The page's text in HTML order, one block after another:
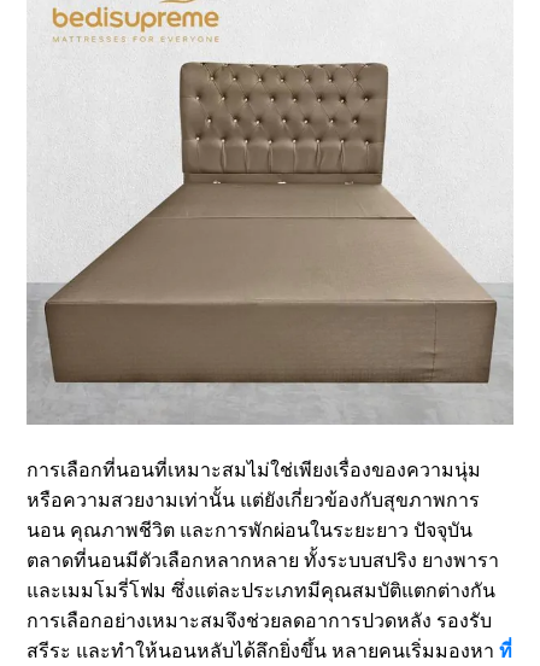
REAL
SEO
INDUSTRIES
CONTACT
การเลือกที่นอนที่เหมาะสมไม่ใช่เพียงเรื่องของความนุ่ม
หรือความสวยงามเท่านั้น แต่ยังเกี่ยวข้องกับสุขภาพการ
นอน คุณภาพชีวิต และการพักผ่อนในระยะยาว ปัจจุบัน
ตลาดที่นอนมีตัวเลือกหลากหลาย ทั้งระบบสปริง ยางพารา
และเมมโมรี่โฟม ซึ่งแต่ละประเภทมีคุณสมบัติแตกต่างกัน
การเลือกอย่างเหมาะสมจึงช่วยลดอาการปวดหลัง รองรับ
สรีระ และทำให้นอนหลับได้ลึกยิ่งขึ้น หลายคนเริ่มมองหาที่